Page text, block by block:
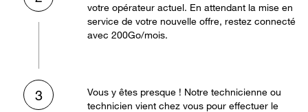
votre opérateur actuel. En attendant la mise en
service de votre nouvelle offre, restez connecté
avec 200Go/mois.
3
Vous y êtes presque ! Notre technicienne ou
technicien vient chez vous pour effectuer le